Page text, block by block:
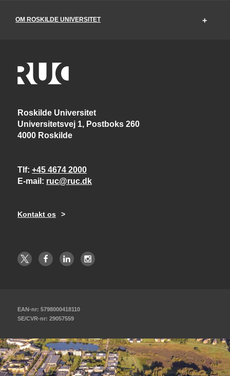
OM ROSKILDE UNIVERSITET
Roskilde Universitet
Universitetsvej 1, Postboks 260
4000 Roskilde
Tlf +45 4674 2000
E-mail
ruc@ruc.dk
Kontakt os
EAN-nr: 5798000418110
SE/CVR-nr: 29057559